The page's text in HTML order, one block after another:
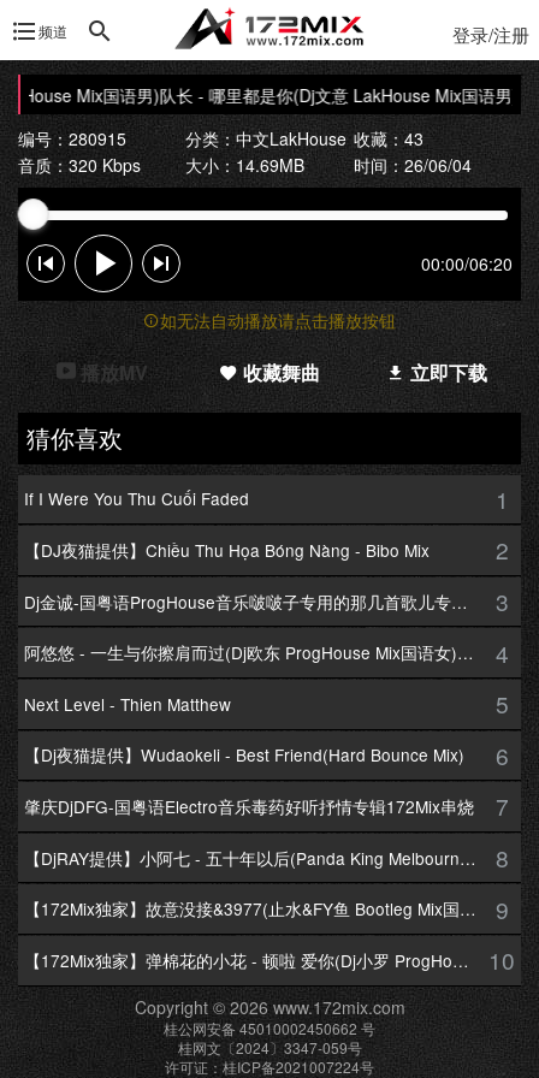
频道 登录/注册
Mix国语男)队长 - 哪里都是你(Dj文意 LakHouse Mix国语男)
编号：280915
分类：中文LakHouse 收藏：43
音质：320 Kbps
大小：14.69MB 时间：26/06/04
00:00/06:20
如无法自动播放请点击播放按钮
播放MV 收藏舞曲 立即下载
猜你喜欢
If I Were You Thu Cuối Faded 1
【DJ夜猫提供】Chiều Thu Họa Bóng Nàng - Bibo Mix 2
Dj金诚-国粤语ProgHouse音乐啵啵子专用的那几首歌儿专辑172Mix串烧 3
阿悠悠 - 一生与你擦肩而过(Dj欧东 ProgHouse Mix国语女)Dj小耀修改 4
Next Level - Thien Matthew 5
【Dj夜猫提供】Wudaokeli - Best Friend(Hard Bounce Mix) 6
肇庆DjDFG-国粤语Electro音乐毒药好听抒情专辑172Mix串烧 7
【DjRAY提供】小阿七 - 五十年以后(Panda King Melbourne Mix国语女) 8
【172Mix独家】故意没接&3977(止水&FY鱼 Bootleg Mix国语男) 9
【172Mix独家】弹棉花的小花 - 顿啦 爱你(Dj小罗 ProgHouse Mix国语女)v2 10
Copyright © 2026 www.172mix.com
桂公网安备 45010002450662 号
桂网文〔2024〕3347-059号
许可证：桂ICP备2021007224号